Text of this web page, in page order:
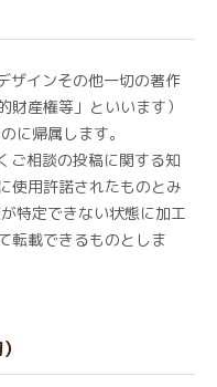
ザインその他一切の著作
産権等」といいます）
帰属します。
ご相談の投稿に関する知
使用許諾されたものとみ
特定できない状態に加工
転載できるものとしま